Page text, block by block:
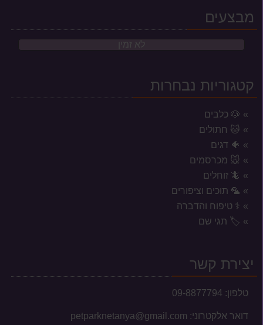
מבצעים
לא זמין
קטגוריות נבחרות
🐶 כלבים
🐱 חתולים
🐠 דגים
🐭 מכרסמים
🦎 זוחלים
🦜 תוכים וציפורים
⚕️ טיפוח והדברה
🏷️ תגי שם
יצירת קשר
טלפון: 09-8877794
דואר אלקטרוני: petparknetanya@gmail.com